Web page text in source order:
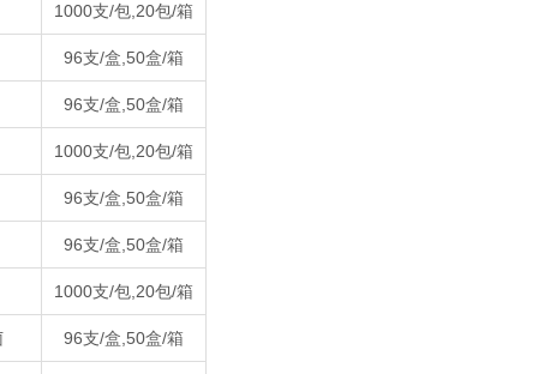
1000支/包,20包/箱
96支/盒,50盒/箱
96支/盒,50盒/箱
1000支/包,20包/箱
96支/盒,50盒/箱
96支/盒,50盒/箱
1000支/包,20包/箱
96支/盒,50盒/箱